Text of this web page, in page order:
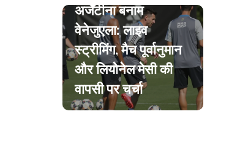
अर्जेंटीना बनाम
वेनेजुएला: लाइव
स्ट्रीमिंग, मैच पूर्वानुमान
और लियोनेल मेसी की
वापसी पर चर्चा